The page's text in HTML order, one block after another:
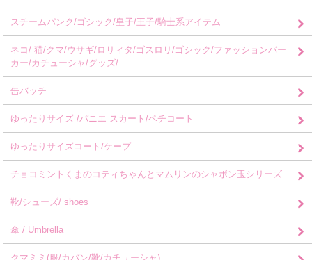
スチームパンク/ゴシック/皇子/王子/騎士系アイテム
ネコ/ 猫/クマ/ウサギ/ロリィタ/ゴスロリ/ゴシック/ファッションパー
カー/カチューシャ/グッズ/
缶バッチ
ゆったりサイズ /パニエ スカート/ペチコート
ゆったりサイズコート/ケープ
チョコミントくまのコティちゃんとマムリンのシャボン玉シリーズ
靴/シューズ/ shoes
傘 / Umbrella
クマミミ(服/カバン/靴/カチューシャ)